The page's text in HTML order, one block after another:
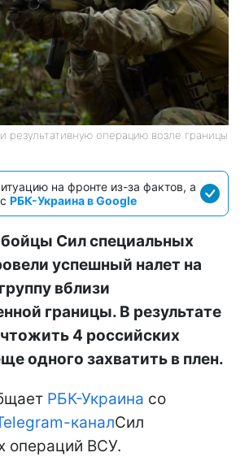
результативную операцию возле границы
на фронте из-за фактов, а
РБК-Украина в Google
Сил специальных
успешный налет на
вблизи
границы. В результате
4 российских
одного захватить в плен.
РБК-Украина со
каналСил
операций ВСУ.